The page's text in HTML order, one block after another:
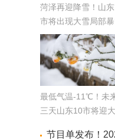
菏泽再迎降雪！山
市将出现大雪局部
省气象台：受江淮
北上影响
最低气温-11℃！未
三天山东10市将迎
节目单发布！